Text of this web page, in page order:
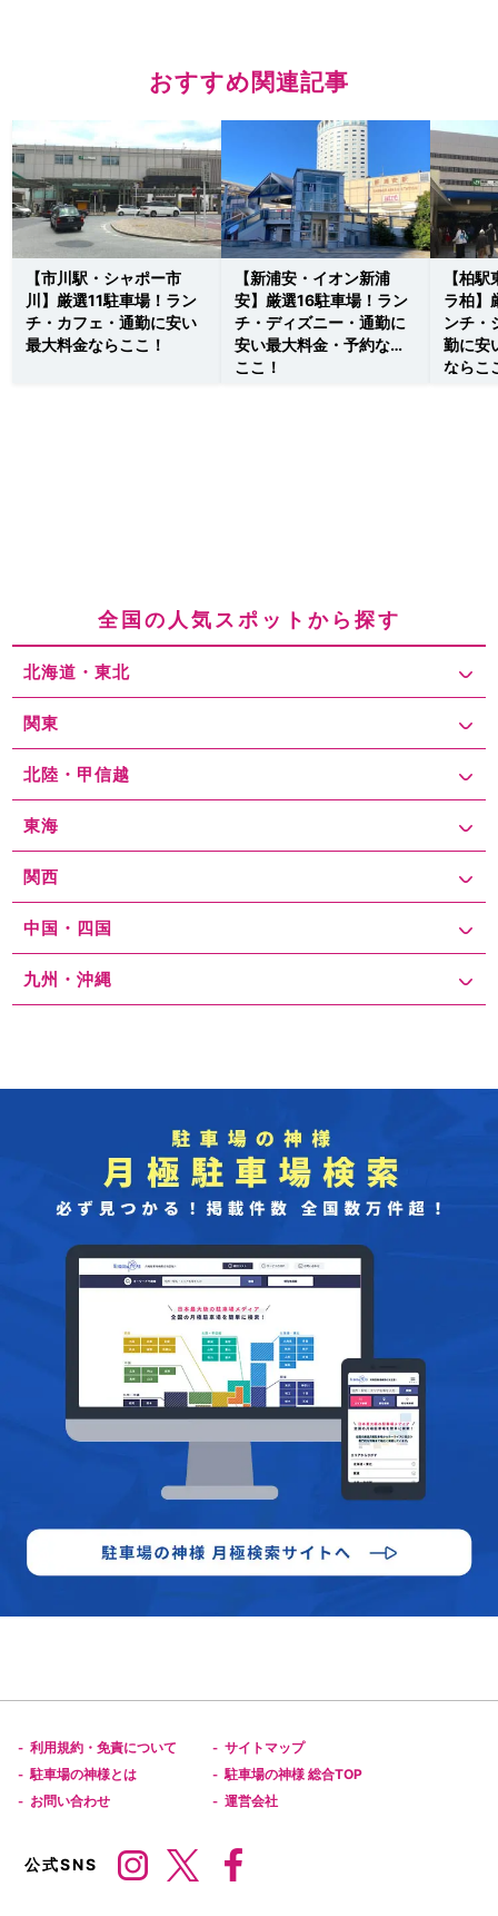
おすすめ関連記事
【市川駅・シャポー市
川】厳選11駐車場！ラン
チ・カフェ・通勤に安い
最大料金ならここ！
【新浦安・イオン新浦
安】厳選16駐車場！ラン
チ・ディズニー・通勤に
安い最大料金・予約なら
ここ！
【柏
ラ柏】
ンチ・
勤に安
ならこ
全国の人気スポットから探す
北海道・東北
関東
北陸・甲信越
東海
関西
中国・四国
九州・沖縄
- 利用規約・免責について - サイトマップ
- 駐車場の神様とは - 駐車場の神様 総合TOP
- お問い合わせ - 運営会社
公式SNS